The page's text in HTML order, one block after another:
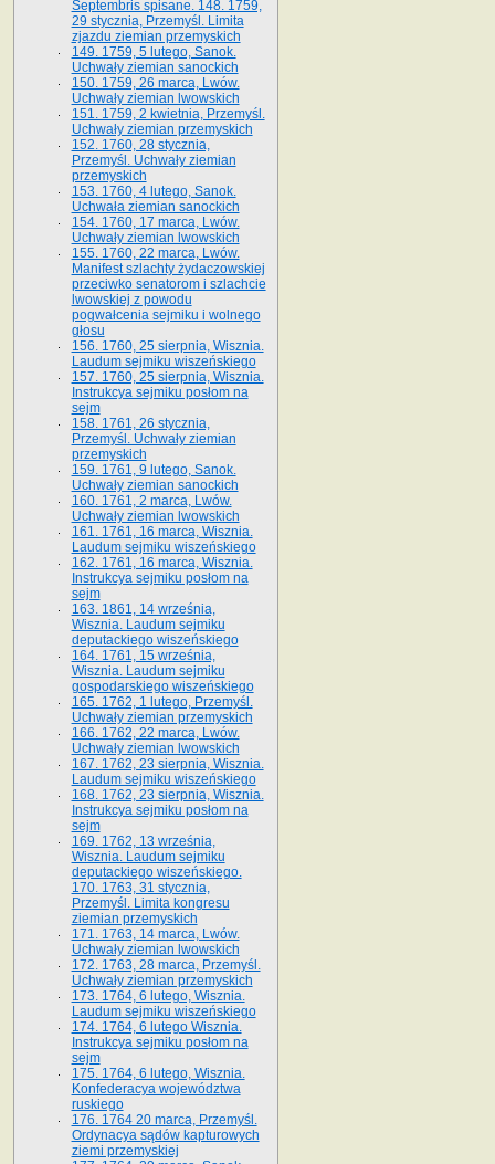
Septembris spisane. 148. 1759,
29 stycznia, Przemyśl. Limita
zjazdu ziemian przemyskich
149. 1759, 5 lutego, Sanok.
Uchwały ziemian sanockich
150. 1759, 26 marca, Lwów.
Uchwały ziemian lwowskich
151. 1759, 2 kwietnia, Przemyśl.
Uchwały ziemian przemyskich
152. 1760, 28 stycznia,
Przemyśl. Uchwały ziemian
przemyskich
153. 1760, 4 lutego, Sanok.
Uchwała ziemian sanockich
154. 1760, 17 marca, Lwów.
Uchwały ziemian lwowskich
155. 1760, 22 marca, Lwów.
Manifest szlachty żydaczowskiej
przeciwko senatorom i szlachcie
lwowskiej z po­wodu
pogwałcenia sejmiku i wolnego
głosu
156. 1760, 25 sierpnia, Wisznia.
Laudum sejmiku wiszeńskiego
157. 1760, 25 sierpnia, Wisznia.
Instrukcya sejmiku posłom na
sejm
158. 1761, 26 stycznia,
Przemyśl. Uchwały ziemian
przemyskich
159. 1761, 9 lutego, Sanok.
Uchwały ziemian sanockich
160. 1761, 2 marca, Lwów.
Uchwały ziemian lwowskich
161. 1761, 16 marca, Wisznia.
Laudum sejmiku wiszeńskiego
162. 1761, 16 marca, Wisznia.
Instrukcya sejmiku posłom na
sejm
163. 1861, 14 września,
Wisznia. Laudum sejmiku
deputackiego wiszeńskiego
164. 1761, 15 września,
Wisznia. Laudum sejmiku
gospodarskiego wiszeńskiego
165. 1762, 1 lutego, Przemyśl.
Uchwały ziemian przemyskich
166. 1762, 22 marca, Lwów.
Uchwały ziemian lwowskich
167. 1762, 23 sierpnia, Wisznia.
Laudum sejmiku wiszeńskiego
168. 1762, 23 sierpnia, Wisznia.
Instrukcya sejmiku posłom na
sejm
169. 1762, 13 września,
Wisznia. Laudum sejmiku
deputackiego wiszeńskiego.
170. 1763, 31 stycznia,
Przemyśl. Limita kongresu
ziemian przemyskich
171. 1763, 14 marca, Lwów.
Uchwały ziemian lwowskich
172. 1763, 28 marca, Przemyśl.
Uchwały ziemian przemyskich
173. 1764, 6 lutego, Wisznia.
Laudum sejmiku wiszeńskiego
174. 1764, 6 lutego Wisznia.
Instrukcya sejmiku posłom na
sejm
175. 1764, 6 lutego, Wisznia.
Konfederacya województwa
ruskiego
176. 1764 20 marca, Przemyśl.
Ordynacya sądów kapturowych
ziemi przemyskiej